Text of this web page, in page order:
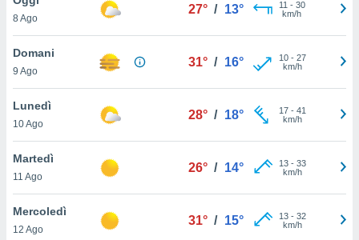
è
al sito
di
ci
di
il
un
8 Ago
27° / 13° 11 - 30
km/h
Domani
9 Ago
31° / 16° 10- 27
km/h
Lunedì
10 Ago
28° / 18° 17- 41
km/h
Martedì
11 Ago
26° / 14° 13- 33
km/h
Mercoledì
12 Ago
31° / 15° 13- 32
km/h